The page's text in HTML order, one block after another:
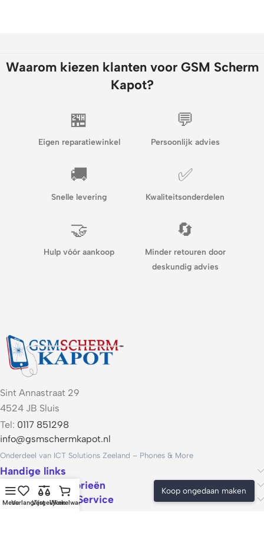
Waarom kiezen klanten voor GSM Scherm
Kapot?
🏪
Eigen reparatiewinkel
💬
Persoonlijk advies
🚚
Snelle levering
✅
Kwaliteitsonderdelen
🤝
Hulp vóór aankoop
🔄
Minder retouren door
deskundig advies
Sint Annastraat 29
4524 JB Sluis
Tel: 0117 851298
info@gsmschermkapot.nl
Onderdeel van ICT Solutions Zeeland – Phones & More
Handige links
Populaire categorieën
Voorwaarden & Service
MenuVerlanglijstVergelijkenWinkelwagen
Koop ongedaan maken